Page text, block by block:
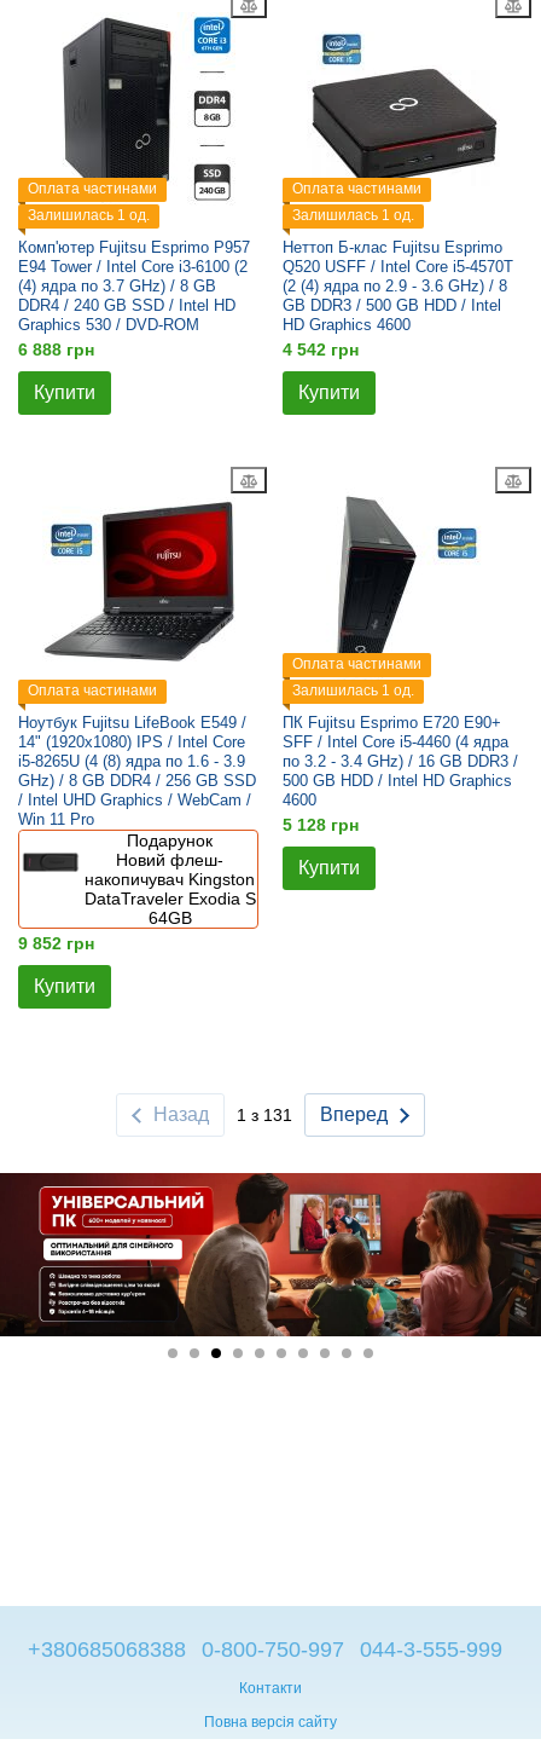
Оплата частинами
Залишилась 1 од.
Комп'ютер Fujitsu Esprimo P957
E94 Tower / Intel Core i3-6100 (2
(4) ядра по 3.7 GHz) / 8 GB
DDR4 / 240 GB SSD / Intel HD
Graphics 530 / DVD-ROM
6 888 грн
Купити
Оплата частинами
Залишилась 1 од.
Неттоп Б-клас Fujitsu Esprimo
Q520 USFF / Intel Core i5-4570T
(2 (4) ядра по 2.9 - 3.6 GHz) / 8
GB DDR3 / 500 GB HDD / Intel
HD Graphics 4600
4 542 грн
Купити
Оплата частинами
Ноутбук Fujitsu LifeBook E549 /
14" (1920x1080) IPS / Intel Core
i5-8265U (4 (8) ядра по 1.6 - 3.9
GHz) / 8 GB DDR4 / 256 GB SSD
/ Intel UHD Graphics / WebCam /
Win 11 Pro
Подарунок
Новий флеш-
накопичувач Kingston
DataTraveler Exodia S
64GB
9 852 грн
Купити
Оплата частинами
Залишилась 1 од.
ПК Fujitsu Esprimo E720 E90+
SFF / Intel Core i5-4460 (4 ядра
по 3.2 - 3.4 GHz) / 16 GB DDR3 /
500 GB HDD / Intel HD Graphics
4600
5 128 грн
Купити
Назад 1 з 131 Вперед
+380685068388 0-800-750-997 044-3-555-999
Контакти
Повна версія сайту